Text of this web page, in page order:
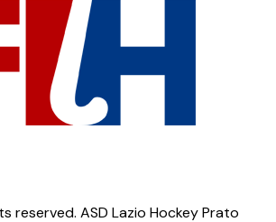
reserved. ASD Lazio Hockey Prato